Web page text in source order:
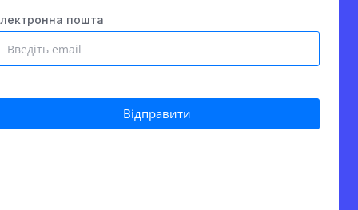
пошта
Відправити